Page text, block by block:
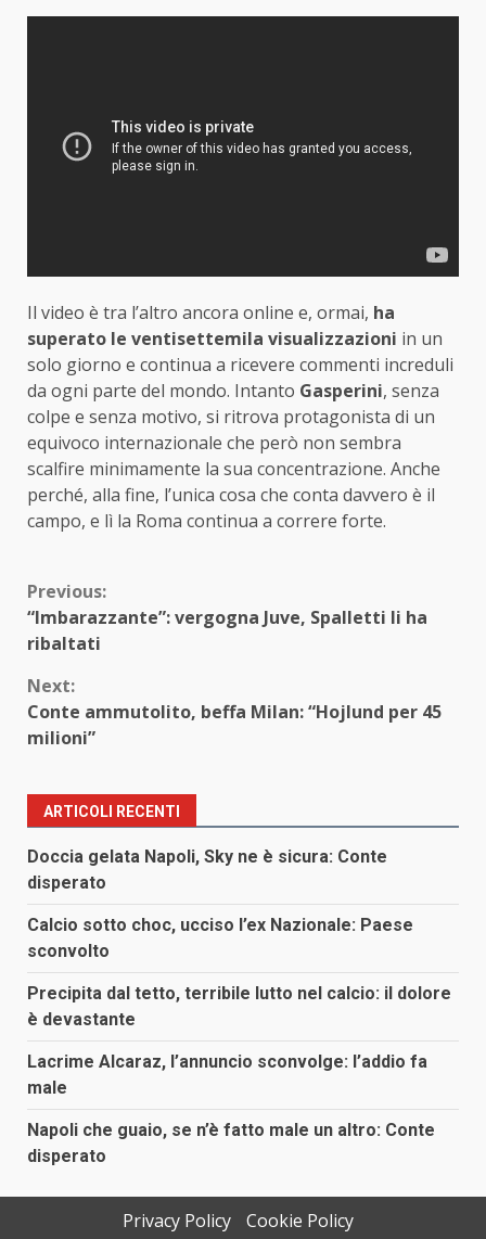
Il video è tra l’altro ancora online e, ormai, ha
superato le ventisettemila visualizzazioni in un
solo giorno e continua a ricevere commenti increduli
da ogni parte del mondo. Intanto Gasperini, senza
colpe e senza motivo, si ritrova protagonista di un
equivoco internazionale che però non sembra
scalfire minimamente la sua concentrazione. Anche
perché, alla fine, l’unica cosa che conta davvero è il
campo, e lì la Roma continua a correre forte.
Continue
Reading
Previous:
“Imbarazzante”: vergogna Juve, Spalletti li ha
ribaltati
Next:
Conte ammutolito, beffa Milan: “Hojlund per 45
milioni”
ARTICOLI RECENTI
Doccia gelata Napoli, Sky ne è sicura: Conte
disperato
Calcio sotto choc, ucciso l’ex Nazionale: Paese
sconvolto
Precipita dal tetto, terribile lutto nel calcio: il dolore
è devastante
Lacrime Alcaraz, l’annuncio sconvolge: l’addio fa
male
Napoli che guaio, se n’è fatto male un altro: Conte
disperato
Privacy Policy Cookie Policy